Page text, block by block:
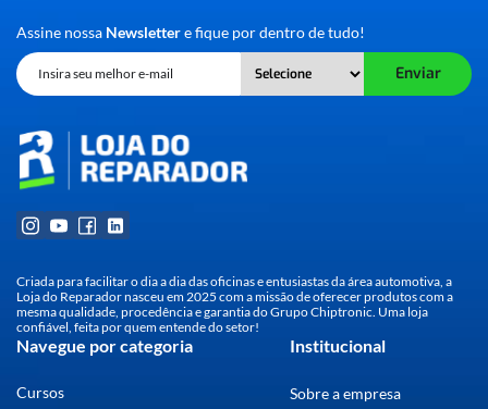
Assine nossa Newslettere fique por dentro de tudo!
Enviar
Criada para facilitar o dia a dia das oficinas e entusiastas da área automotiva, a
Loja do Reparador nasceu em 2025 com a missão de oferecer produtos com a
mesma qualidade, procedência e garantia do Grupo Chiptronic. Uma loja
confiável, feita por quem entende do setor!
Navegue por categoria
Cursos
Institucional
Sobre a empresa